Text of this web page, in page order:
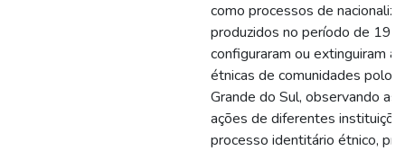
como processos de
produzidos no período de
configuraram ou extinguiram
étnicas de comunidades
Grande do Sul, observando as
ações de diferentes
processo identitário étnico,